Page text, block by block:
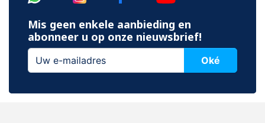
Mis geen enkele aanbieding en
abonneer u op onze nieuwsbrief!
Oké